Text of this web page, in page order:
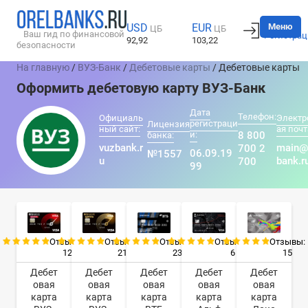
Ваш гид по финансовой
безопасности
USD ЦБ
92,92
EUR ЦБ
103,22
Вход
Меню
На главную / ВУЗ-Банк / Дебетовые карты / Дебетовые карты
Оформить дебетовую карту ВУЗ-Банк
Официаль
ный сайт:
vuzbank.r
u
Лицензия
банка:
№1557
Дата
регистраци
и:
06.09.19
99
Телефон:
8 800
700 2
700
ая
Отзывы:
12
Дебет
овая
карта
Отзывы:
21
Дебет
овая
карта
Отзывы:
23
Дебет
овая
карта
Отзывы:
6
Дебет
овая
карта
Отзывы:
15
Дебет
овая
карта